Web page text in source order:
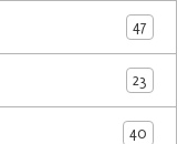
47
23
40